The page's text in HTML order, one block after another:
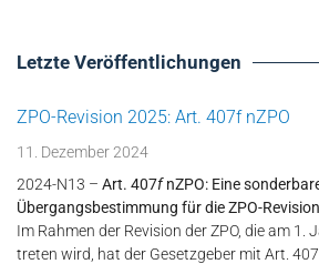
Letzte Veröffentlichungen
ZPO-Revision 2025: Art. 407f nZPO
11. Dezember 2024
2024-N13 – Art. 407fnZPO: Eine
Übergangsbestimmung für die ZPO-Revision
Im Rahmen der Revision der ZPO, die am 1.
treten wird, hat der Gesetzgeber mit Art.